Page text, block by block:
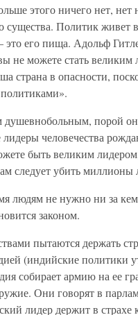
этого ничего нет,
существа. Политик живет
это его пища. Адольф
не можете стать
страна в опасности,
порой он
человечества
быть великим
следует убить миллионы
людям не нужно ни за
законом.
пытаются держать
(индийские политики
собирает армию на ее
Они говорят в
лидер держит в